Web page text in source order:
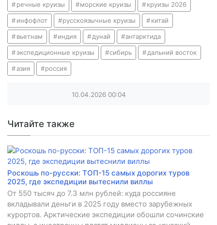
речные круизы морские круизы круизы 2026
инфофлот русскоязычные круизы китай
вьетнам индия дунай антарктида
экспедиционные круизы сибирь дальний восток
азия россия
10.04.2026 00:04
Читайте также
Роскошь по-русски: ТОП-15 самых дорогих туров
2025, где экспедиции вытеснили виллы
От 550 тысяч до 7.3 млн рублей: куда россияне
вкладывали деньги в 2025 году вместо зарубежных
курортов. Арктические экспедиции обошли сочинские